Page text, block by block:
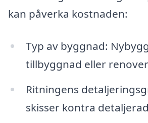
kan påverka kostnaden:
Typ av byggnad:
tillbyggnad eller
Ritningens
skisser kontra